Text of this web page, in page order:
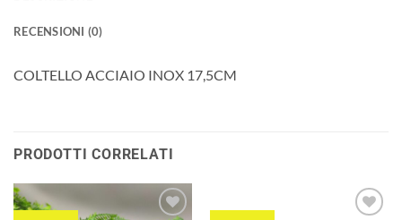
RECENSIONI (0)
COLTELLO ACCIAIO INOX 17,5CM
PRODOTTI CORRELATI